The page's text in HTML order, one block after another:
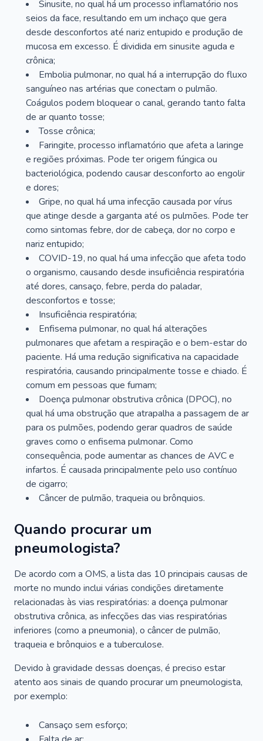
Sinusite, no qual há um processo inflamatório nos
seios da face, resultando em um inchaço que gera
desde desconfortos até nariz entupido e produção de
mucosa em excesso. É dividida em sinusite aguda e
crônica;
Embolia pulmonar, no qual há a interrupção do fluxo
sanguíneo nas artérias que conectam o pulmão.
Coágulos podem bloquear o canal, gerando tanto falta
de ar quanto tosse;
Tosse crônica;
Faringite, processo inflamatório que afeta a laringe
e regiões próximas. Pode ter origem fúngica ou
bacteriológica, podendo causar desconforto ao engolir
e dores;
Gripe, no qual há uma infecção causada por vírus
que atinge desde a garganta até os pulmões. Pode ter
como sintomas febre, dor de cabeça, dor no corpo e
nariz entupido;
COVID-19, no qual há uma infecção que afeta todo
o organismo, causando desde insuficiência respiratória
até dores, cansaço, febre, perda do paladar,
desconfortos e tosse;
Insuficiência respiratória;
Enfisema pulmonar, no qual há alterações
pulmonares que afetam a respiração e o bem-estar do
paciente. Há uma redução significativa na capacidade
respiratória, causando principalmente tosse e chiado. É
comum em pessoas que fumam;
Doença pulmonar obstrutiva crônica (DPOC), no
qual há uma obstrução que atrapalha a passagem de ar
para os pulmões, podendo gerar quadros de saúde
graves como o enfisema pulmonar. Como
consequência, pode aumentar as chances de AVC e
infartos. É causada principalmente pelo uso contínuo
de cigarro;
Câncer de pulmão, traqueia ou brônquios.
Quando procurar um
pneumologista?
De acordo com a OMS, a lista das 10 principais causas de
morte no mundo inclui várias condições diretamente
relacionadas às vias respiratórias: a doença pulmonar
obstrutiva crônica, as infecções das vias respiratórias
inferiores (como a pneumonia), o câncer de pulmão,
traqueia e brônquios e a tuberculose.
Devido à gravidade dessas doenças, é preciso estar
atento aos sinais de quando procurar um pneumologista,
por exemplo:
Cansaço sem esforço;